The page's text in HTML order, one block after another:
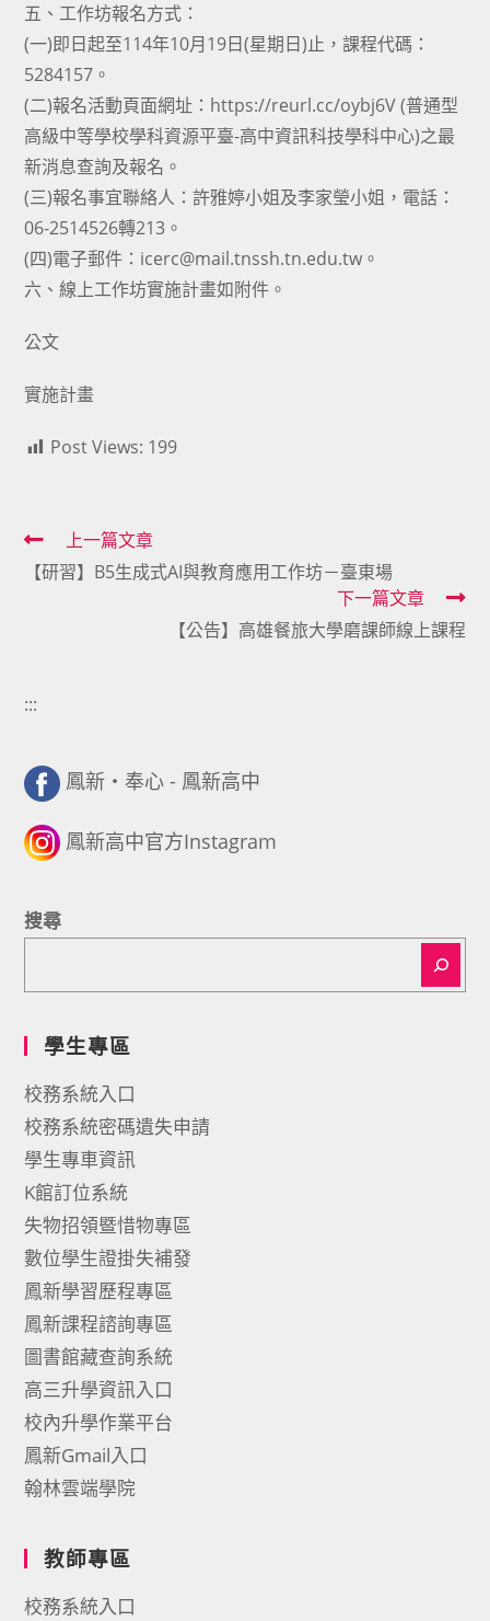
五、工作坊報名方式：
(一)即日起至114年10月19日(星期日)止，課程代碼：
5284157。
(二)報名活動頁面網址：https://reurl.cc/oybj6V (普通型
高級中等學校學科資源平臺-高中資訊科技學科中心)之最
新消息查詢及報名。
(三)報名事宜聯絡人：許雅婷小姐及李家瑩小姐，電話：
06-2514526轉213。
(四)電子郵件：icerc@mail.tnssh.tn.edu.tw。
六、線上工作坊實施計畫如附件。
公文
實施計畫
Post Views: 199
Read
more
上一篇文章
【研習】B5生成式AI與教育應用工作坊－臺東場
下一篇文章
【公告】高雄餐旅大學磨課師線上課程
:::
鳳新・奉心 - 鳳新高中
鳳新高中官方Instagram
搜尋
學生專區
校務系統入口
校務系統密碼遺失申請
學生專車資訊
K館訂位系統
失物招領暨惜物專區
數位學生證掛失補發
鳳新學習歷程專區
鳳新課程諮詢專區
圖書館藏查詢系統
高三升學資訊入口
校內升學作業平台
鳳新Gmail入口
翰林雲端學院
教師專區
校務系統入口